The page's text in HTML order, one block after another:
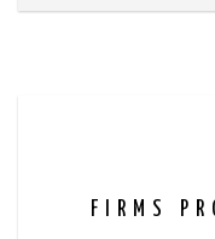
FIRMS